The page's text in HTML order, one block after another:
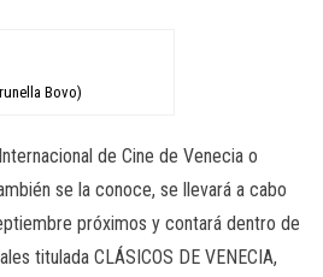
Bovo)
de Cine de Venecia o
se la conoce, se llevará a cabo
próximos y contará dentro de
titulada CLÁSICOS DE VENECIA,